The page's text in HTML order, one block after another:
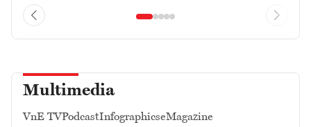
Multimedia
VnE TVPodcastInfographicseMagazine